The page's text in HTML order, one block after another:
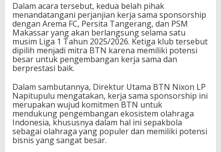
Dalam acara tersebut, kedua belah pihak
menandatangani perjanjian kerja sama sponsorship
dengan Arema FC, Persita Tangerang, dan PSM
Makassar yang akan berlangsung selama satu
musim Liga 1 Tahun 2025/2026. Ketiga klub tersebut
dipilih menjadi mitra BTN karena memiliki potensi
besar untuk pengembangan kerja sama dan
berprestasi baik.
Dalam sambutannya, Direktur Utama BTN Nixon LP
Napitupulu mengatakan, kerja sama sponsorship ini
merupakan wujud komitmen BTN untuk
mendukung pengembangan ekosistem olahraga
Indonesia, khususnya dalam hal ini sepakbola
sebagai olahraga yang populer dan memiliki potensi
bisnis yang sangat besar.